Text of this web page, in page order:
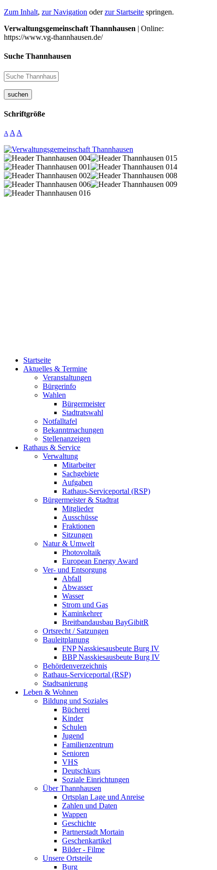
Zum Inhalt, zur Navigation oderzur Startseite springen.
Verwaltungsgemeinschaft Thannhausen | Online:
https://www.vg-thannhausen.de/
Suche Thannhausen
suchen
Schriftgröße
A A A
Startseite
Aktuelles & Termine
Veranstaltungen
Bürgerinfo
Wahlen
Bürgermeister
Stadtratswahl
Notfalltafel
Bekanntmachungen
Stellenanzeigen
Rathaus & Service
Verwaltung
Mitarbeiter
Sachgebiete
Aufgaben
Rathaus-Serviceportal (RSP)
Bürgermeister & Stadtrat
Mitglieder
Ausschüsse
Fraktionen
Sitzungen
Natur & Umwelt
Photovoltaik
European Energy Award
Ver- und Entsorgung
Abfall
Abwasser
Wasser
Strom und Gas
Kaminkehrer
Breitbandausbau BayGibitR
Ortsrecht / Satzungen
Bauleitplanung
FNP Nasskiesausbeute Burg IV
BBP Nasskiesausbeute Burg IV
Behördenverzeichnis
Rathaus-Serviceportal (RSP)
Stadtsanierung
Leben & Wohnen
Bildung und Soziales
Bücherei
Kinder
Schulen
Jugend
Familienzentrum
Senioren
VHS
Deutschkurs
Soziale Einrichtungen
Über Thannhausen
Ortsplan Lage und Anreise
Zahlen und Daten
Wappen
Geschichte
Partnerstadt Mortain
Geschenkartikel
Bilder - Filme
Unsere Ortsteile
Burg